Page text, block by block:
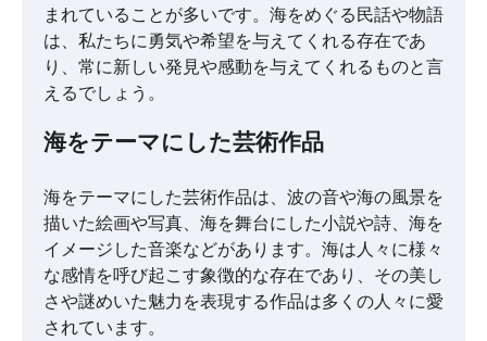
まれていることが多いです。海をめぐる民話や物語
は、私たちに勇気や希望を与えてくれる存在であ
り、常に新しい発見や感動を与えてくれるものと言
えるでしょう。
海をテーマにした芸術作品
海をテーマにした芸術作品は、波の音や海の風景を
描いた絵画や写真、海を舞台にした小説や詩、海を
イメージした音楽などがあります。海は人々に様々
な感情を呼び起こす象徴的な存在であり、その美し
さや謎めいた魅力を表現する作品は多くの人々に愛
されています。